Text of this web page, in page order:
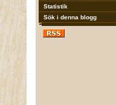
Statistik
Sök i denna blogg